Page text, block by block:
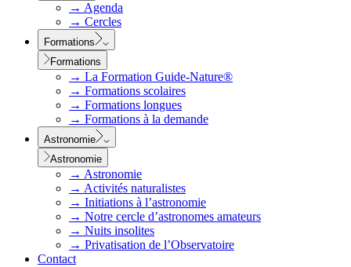
→ Agenda
→ Cercles
Formations
Formations
→ La Formation Guide-Nature®
→ Formations scolaires
→ Formations longues
→ Formations à la demande
Astronomie
Astronomie
→ Astronomie
→ Activités naturalistes
→ Initiations à l’astronomie
→ Notre cercle d’astronomes amateurs
→ Nuits insolites
→ Privatisation de l’Observatoire
Contact